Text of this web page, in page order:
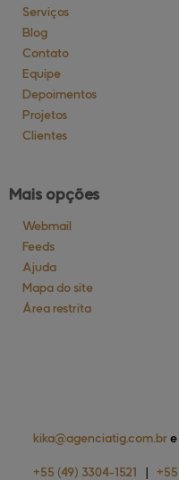
Serviços
Blog
Contato
Equipe
Depoimentos
Projetos
Clientes
Mais opções
Webmail
Feeds
Ajuda
Mapa do site
Área restrita
kika@agenciatig.com.br e
+55 (49) 3304-1521 | +55